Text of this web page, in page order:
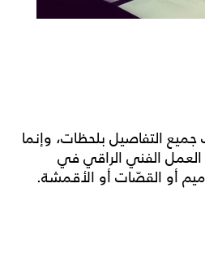
التفاصيل بلحظات، وإنما
الفني الراقي في
أو القصّات أو الأقمشة.